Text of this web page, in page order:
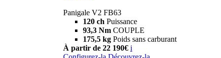
Panigale V2 FB63
120 ch Puissance
93,3 Nm COUPLE
175,5 kg Poids sans carburant
À partir de 22 190€ i